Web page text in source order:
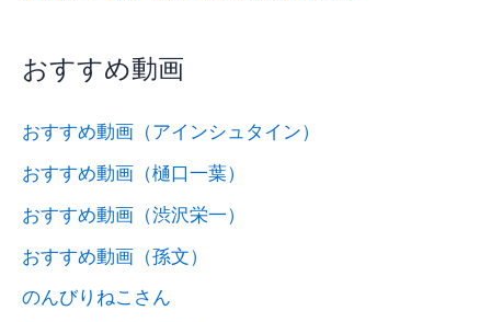
おすすめ動画
おすすめ動画（アインシュタイン）
おすすめ動画（樋口一葉）
おすすめ動画（渋沢栄一）
おすすめ動画（孫文）
のんびりねこさん